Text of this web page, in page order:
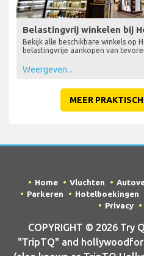
Belastingvrij winkelen bij
Bekijk alle beschikbare winkels op
belastingvrije aankopen van
Weergeven...
MEER
Home Vluchten
Parkeren
Hotelboekingen
Privacy
COPYRIGHT © 2026 Try
"TripTQ" and